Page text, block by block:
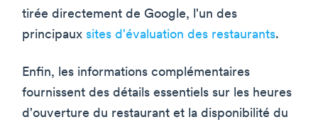
tirée directement de Google, l'un des
principaux sites d'évaluation des restaurants.
Enfin, les informations complémentaires
fournissent des détails essentiels sur les heures
d'ouverture du restaurant et la disponibilité du